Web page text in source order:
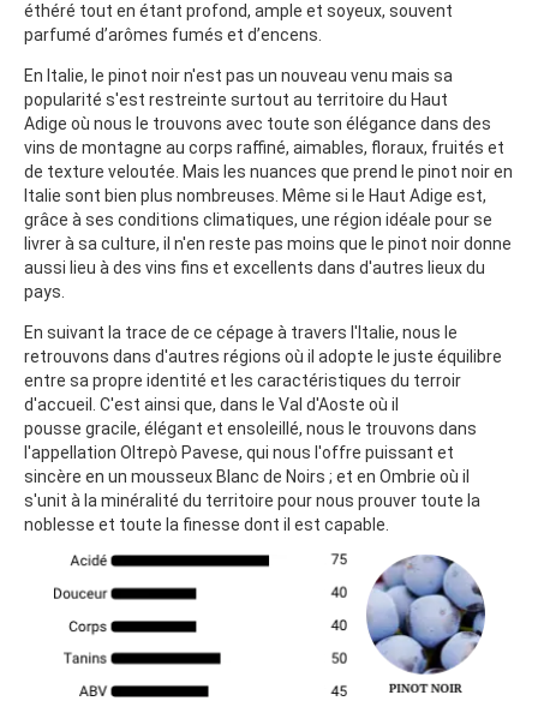
éthéré tout en étant profond, ample et soyeux, souvent
parfumé d’arômes fumés et d’encens.
En Italie, le pinot noir n'est pas un nouveau venu mais sa
popularité s'est restreinte surtout au territoire du Haut
Adige où nous le trouvons avec toute son élégance dans des
vins de montagne au corps raffiné, aimables, floraux, fruités et
de texture veloutée. Mais les nuances que prend le pinot noir en
Italie sont bien plus nombreuses. Même si le Haut Adige est,
grâce à ses conditions climatiques, une région idéale pour se
livrer à sa culture, il n'en reste pas moins que le pinot noir donne
aussi lieu à des vins fins et excellents dans d'autres lieux du
pays.
En suivant la trace de ce cépage à travers l'Italie, nous le
retrouvons dans d'autres régions où il adopte le juste équilibre
entre sa propre identité et les caractéristiques du terroir
d'accueil. C'est ainsi que, dans le Val d'Aoste où il
pousse gracile, élégant et ensoleillé, nous le trouvons dans
l'appellation Oltrepò Pavese, qui nous l'offre puissant et
sincère en un mousseux Blanc de Noirs ; et en Ombrie où il
s'unit à la minéralité du territoire pour nous prouver toute la
noblesse et toute la finesse dont il est capable.